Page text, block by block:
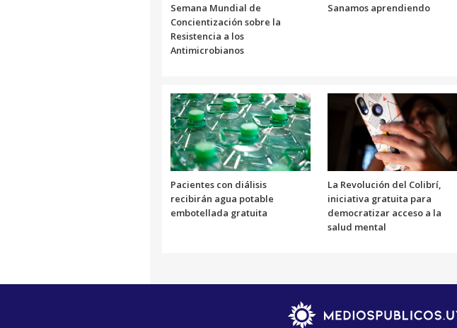
Semana Mundial de
Concientización sobre la
Resistencia a los
Antimicrobianos
Sanamos aprendiendo
Pacientes con diálisis
recibirán agua potable
embotellada gratuita
La Revolución del Colibrí,
iniciativa gratuita para
democratizar acceso a la
salud mental